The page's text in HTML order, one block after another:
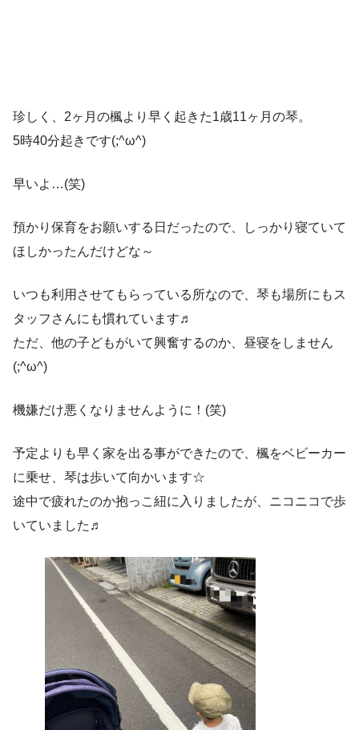
珍しく、2ヶ月の楓より早く起きた1歳11ヶ月の琴。
5時40分起きです(;^ω^)
早いよ…(笑)
預かり保育をお願いする日だったので、しっかり寝ていて
ほしかったんだけどな～
いつも利用させてもらっている所なので、琴も場所にもス
タッフさんにも慣れています♬
ただ、他の子どもがいて興奮するのか、昼寝をしません
(;^ω^)
機嫌だけ悪くなりませんように！(笑)
予定よりも早く家を出る事ができたので、楓をベビーカー
に乗せ、琴は歩いて向かいます☆
途中で疲れたのか抱っこ紐に入りましたが、ニコニコで歩
いていました♬